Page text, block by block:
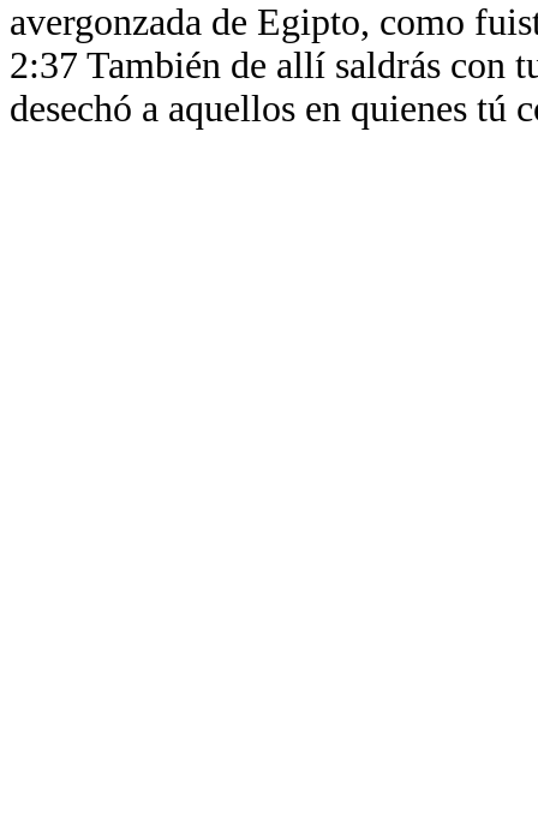
avergonzada de Egipto, como
2:37 También de allí saldrás con
desechó a aquellos en quienes tú